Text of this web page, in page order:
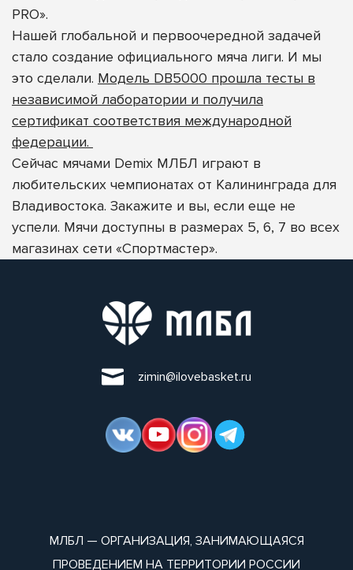
PRO».
Нашей глобальной и первоочередной задачей
стало создание официального мяча лиги. И мы
это сделали. Модель DB5000 прошла тесты в
независимой лаборатории и получила
сертификат соответствия международной
федерации.
Сейчас мячами Demix МЛБЛ играют в
любительских чемпионатах от Калининграда для
Владивостока. Закажите и вы, если еще не
успели. Мячи доступны в размерах 5, 6, 7 во всех
магазинах сети «Спортмастер».
zimin@ilovebasket.ru
МЛБЛ — ОРГАНИЗАЦИЯ, ЗАНИМАЮЩАЯСЯ
ПРОВЕДЕНИЕМ НА ТЕРРИТОРИИ РОССИИ